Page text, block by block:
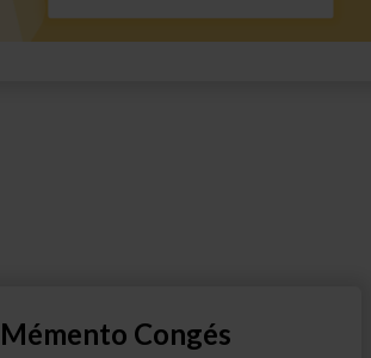
Mémento Congés